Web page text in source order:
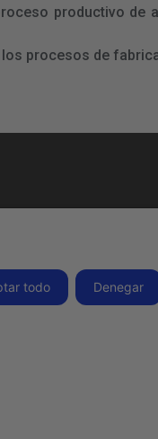
productivo de
procesos de
los derechos reservados
todo Denegar